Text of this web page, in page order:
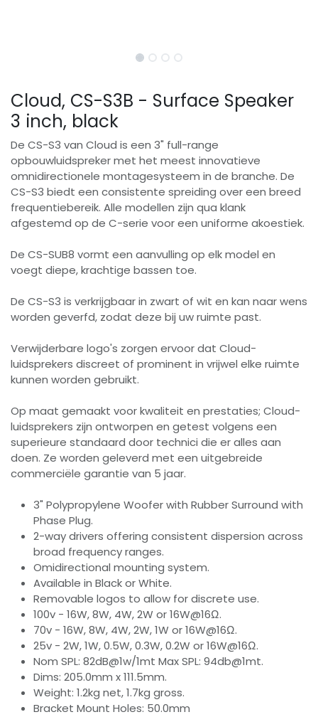
Cloud, CS-S3B - Surface Speaker
3 inch, black
De CS-S3 van Cloud is een 3" full-range
opbouwluidspreker met het meest innovatieve
omnidirectionele montagesysteem in de branche. De
CS-S3 biedt een consistente spreiding over een breed
frequentiebereik. Alle modellen zijn qua klank
afgestemd op de C-serie voor een uniforme akoestiek.
De CS-SUB8 vormt een aanvulling op elk model en
voegt diepe, krachtige bassen toe.
De CS-S3 is verkrijgbaar in zwart of wit en kan naar wens
worden geverfd, zodat deze bij uw ruimte past.
Verwijderbare logo's zorgen ervoor dat Cloud-
luidsprekers discreet of prominent in vrijwel elke ruimte
kunnen worden gebruikt.
Op maat gemaakt voor kwaliteit en prestaties; Cloud-
luidsprekers zijn ontworpen en getest volgens een
superieure standaard door technici die er alles aan
doen. Ze worden geleverd met een uitgebreide
commerciële garantie van 5 jaar.
3" Polypropylene Woofer with Rubber Surround with
Phase Plug.
2-way drivers offering consistent dispersion across
broad frequency ranges.
Omidirectional mounting system.
Available in Black or White.
Removable logos to allow for discrete use.
100v - 16W, 8W, 4W, 2W or 16W@16Ω.
70v - 16W, 8W, 4W, 2W, 1W or 16W@16Ω.
25v - 2W, 1W, 0.5W, 0.3W, 0.2W or 16W@16Ω.
Nom SPL: 82dB@1w/1mt Max SPL: 94db@1mt.
Dims: 205.0mm x 111.5mm.
Weight: 1.2kg net, 1.7kg gross.
Bracket Mount Holes: 50.0mm